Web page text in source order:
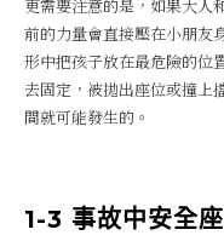
更需要注意的是，如果大人
前的力量會直接壓在小朋友
形中把孩子放在最危險的位
去固定，被拋出座位或撞上
間就可能發生的。
1-3 事故中安全